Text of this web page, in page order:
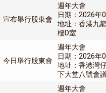
宣布舉行股東會
週年大會
日期：2026年
地址：香港九
樓D室
今日舉行股東會
週年大會
日期：2026年
地址：香港灣
下大堂八號會
週年大會